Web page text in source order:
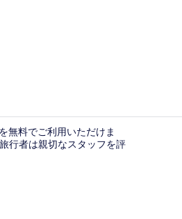
無料でご利用いただけま
行者は親切なスタッフを評